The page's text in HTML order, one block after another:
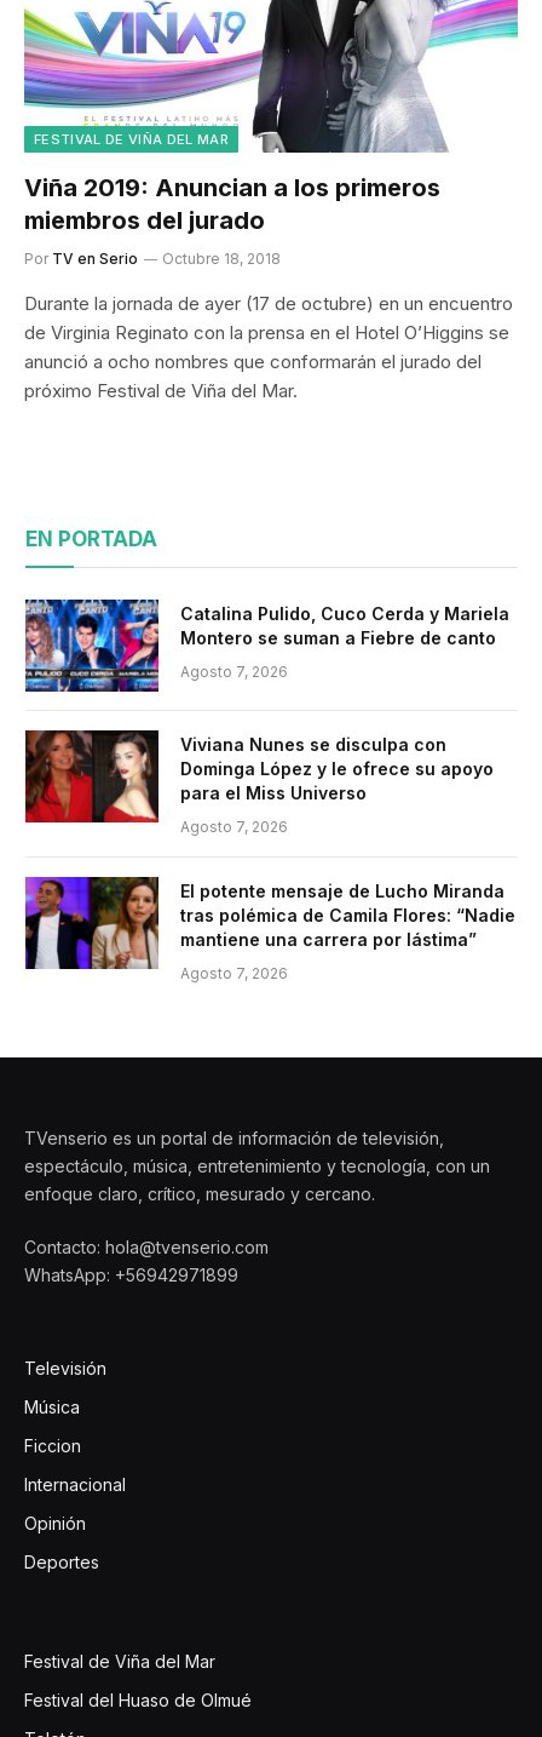
FESTIVAL DE VIÑA DEL MAR
Viña 2019: Anuncian a los primeros
miembros del jurado
Por TV en Serio Octubre 18, 2018
Durante la jornada de ayer (17 de octubre) en un encuentro
de Virginia Reginato con la prensa en el Hotel O’Higgins se
anunció a ocho nombres que conformarán el jurado del
próximo Festival de Viña del Mar.
EN PORTADA
Catalina Pulido, Cuco Cerda y Mariela
Montero se suman a Fiebre de canto
Agosto 7, 2026
Viviana Nunes se disculpa con
Dominga López y le ofrece su apoyo
para el Miss Universo
Agosto 7, 2026
El potente mensaje de Lucho Miranda
tras polémica de Camila Flores: “Nadie
mantiene una carrera por lástima”
Agosto 7, 2026
TVenserio es un portal de información de televisión,
espectáculo, música, entretenimiento y tecnología, con un
enfoque claro, crítico, mesurado y cercano.
Contacto: hola@tvenserio.com
WhatsApp: +56942971899
Televisión
Música
Ficcion
Internacional
Opinión
Deportes
Festival de Viña del Mar
Festival del Huaso de Olmué